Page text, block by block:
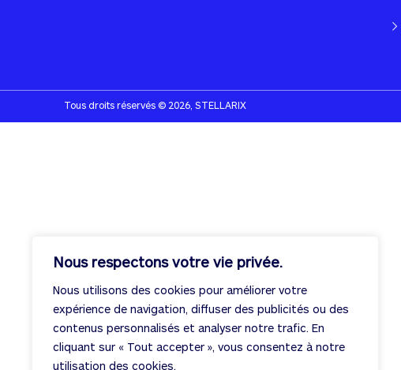
Nous respectons votre vie privée.
Nous utilisons des cookies pour améliorer votre
expérience de navigation, diffuser des publicités ou des
contenus personnalisés et analyser notre trafic. En
cliquant sur « Tout accepter », vous consentez à notre
utilisation des cookies.
Tous droits réservés © 2026, STELLARIX